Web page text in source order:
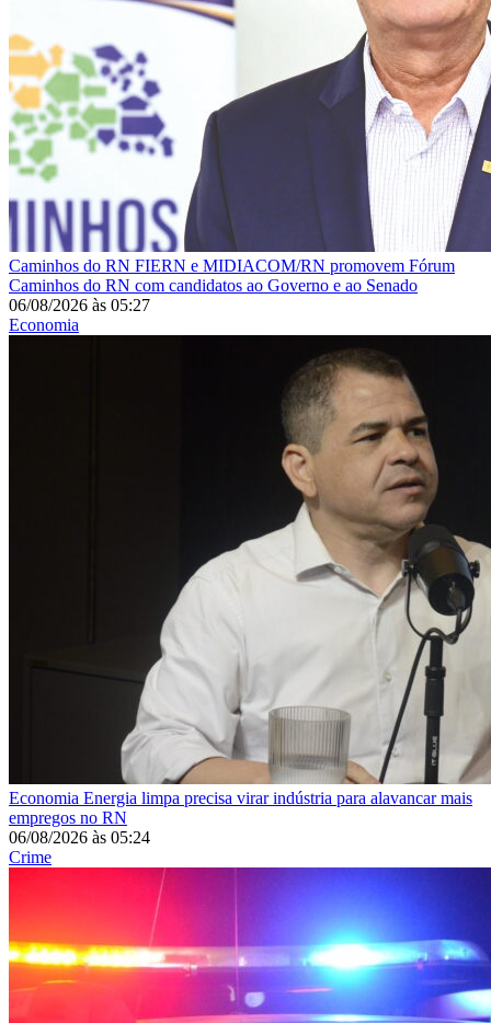
Caminhos do RN FIERN e MIDIACOM/RN promovem Fórum
Caminhos do RN com candidatos ao Governo e ao Senado
06/08/2026 às 05:27
Economia
Economia Energia limpa precisa virar indústria para alavancar mais
empregos no RN
06/08/2026 às 05:24
Crime